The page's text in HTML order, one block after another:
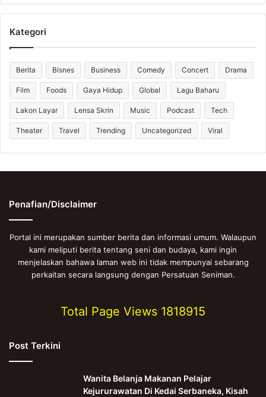
Kategori
Berita Bisnes Business Comedy Concert Drama
Film Foods Gaya Hidup Global Lagu Baharu
Lakon Layar Lensa Skrin Music Podcast Tech
Theater Travel Trending Uncategorized Viral
Penafian/Disclaimer
Portal ini merupakan sumber berita dan informasi umum. Walaupun
kami meliputi berita tentang seni dan budaya, kami ingin
menjelaskan bahawa laman web ini tidak mempunyai sebarang
perkaitan secara langsung dengan Persatuan Seniman.
Total Page Views 1818915
Post Terkini
Wanita Belanja Makanan Pelajar
Kejururawatan Di Kedai Serbaneka, Kisah